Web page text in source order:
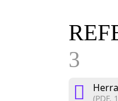
3
(PDF,